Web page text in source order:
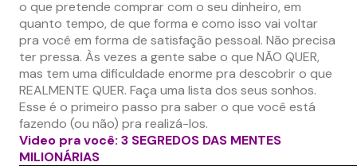
o que pretende comprar com o seu dinheiro, em
quanto tempo, de que forma e como isso vai voltar
pra você em forma de satisfação pessoal. Não precisa
ter pressa. Às vezes a gente sabe o que NÃO QUER,
mas tem uma dificuldade enorme pra descobrir o que
REALMENTE QUER. Faça uma lista dos seus sonhos.
Esse é o primeiro passo pra saber o que você está
fazendo (ou não) pra realizá-los.
Video pra você: 3 SEGREDOS DAS MENTES
MILIONÁRIAS